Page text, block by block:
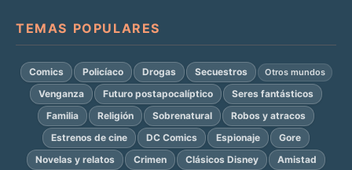
TEMAS POPULARES
Comics Policíaco Drogas Secuestros Otros mundos
Venganza Futuro postapocalíptico
Seres fantásticos
Familia
Religión Sobrenatural
Robos y atracos
Estrenos de cine
DC Comics Espionaje
Gore
Novelas y relatos
Crimen Clásicos Disney
Amistad